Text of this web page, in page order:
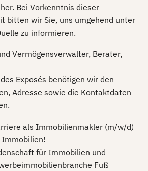
Bei Vorkenntnis dieser
bitten wir Sie, uns umgehend unter
zu informieren.
Vermögensverwalter, Berater,
Exposés benötigen wir den
Adresse sowie die Kontaktdaten
als Immobilienmakler (m/w/d)
Immobilien!
für Immobilien und
Fuß